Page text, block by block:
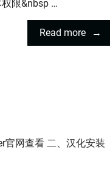
限&nbsp …
Read more
网查看 二、汉化安装